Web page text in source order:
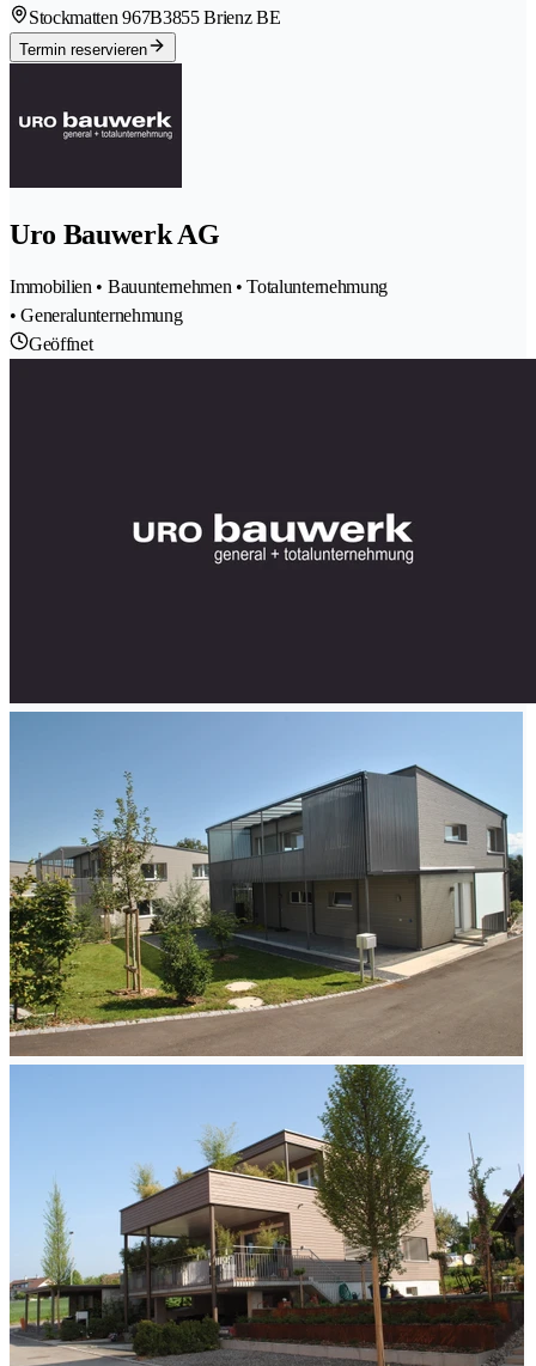
Stockmatten 967B3855 Brienz BE
Termin reservieren
Uro Bauwerk AG
Immobilien • Bauunternehmen • Totalunternehmung
• Generalunternehmung
Geöffnet